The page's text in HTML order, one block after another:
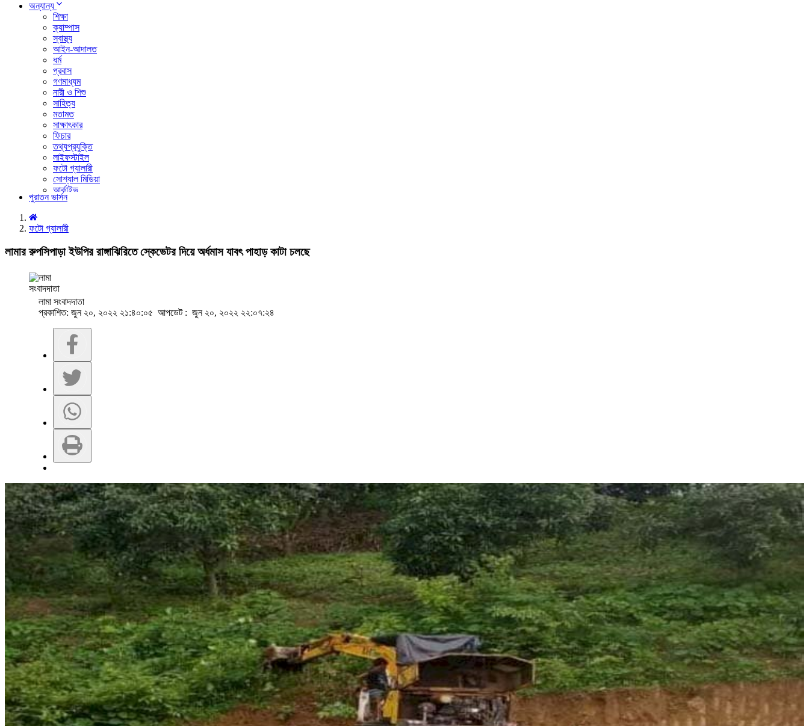
অন্যান্য
শিক্ষা
ক্যাম্পাস
স্বাস্থ্য
আইন-আদালত
ধর্ম
প্রবাস
গণমাধ্যম
নারী ও শিশু
সাহিত্য
মতামত
সাক্ষাৎকার
ফিচার
তথ্যপ্রযুক্তি
লাইফস্টাইল
ফটো গ্যালারী
সোশ্যাল মিডিয়া
আর্কাইভ
ইউনিকোড কনভার্টার
পুরাতন ভার্সন
ফটো গ্যালারী
লামার রুপসিপাড়া ইউপির রাঙ্গাঝিরিতে স্কেভেটর দিয়ে অর্ধমাস যাবৎ পাহাড় কাটা চলছে
লামা সংবাদদাতা
প্রকাশিত: জুন ২০, ২০২২ ২১:৪০:০৫ আপডেট : জুন ২০, ২০২২ ২২:০৭:২৪